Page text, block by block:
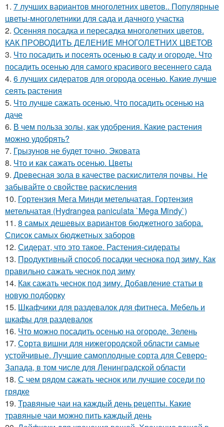
1. 7 лучших вариантов многолетних цветов.. Популярные
цветы-многолетники для сада и дачного участка
2. Осенняя посадка и пересадка многолетних цветов.
КАК ПРОВОДИТЬ ДЕЛЕНИЕ МНОГОЛЕТНИХ ЦВЕТОВ
3. Что посадить и посеять осенью в саду и огороде. Что
посадить осенью для самого красивого весеннего сада
4. 6 лучших сидератов для огорода осенью. Какие лучше
сеять растения
5. Что лучше сажать осенью. Что посадить осенью на
даче
6. В чем польза золы, как удобрения. Какие растения
можно удобрять?
7. Грызунов не будет точно. Эковата
8. Что и как сажать осенью. Цветы
9. Древесная зола в качестве раскислителя почвы. Не
забывайте о свойстве раскисления
10. Гортензия Мега Минди метельчатая. Гортензия
метельчатая (Hydrangea paniculata `Mega Mindy`)
11. 8 самых дешевых вариантов бюджетного забора.
Список самых бюджетных заборов
12. Сидерат, что это такое. Растения-сидераты
13. Продуктивный способ посадки чеснока под зиму. Как
правильно сажать чеснок под зиму
14. Как сажать чеснок под зиму. Добавление статьи в
новую подборку
15. Шкафчики для раздевалок для фитнеса. Мебель и
шкафы для раздевалок
16. Что можно посадить осенью на огороде. Зелень
17. Сорта вишни для нижегородской области самые
устойчивые. Лучшие самоплодные сорта для Северо-
Запада, в том числе для Ленинградской области
18. С чем рядом сажать чеснок или лучшие соседи по
грядке
19. Травяные чаи на каждый день рецепты. Какие
травяные чаи можно пить каждый день